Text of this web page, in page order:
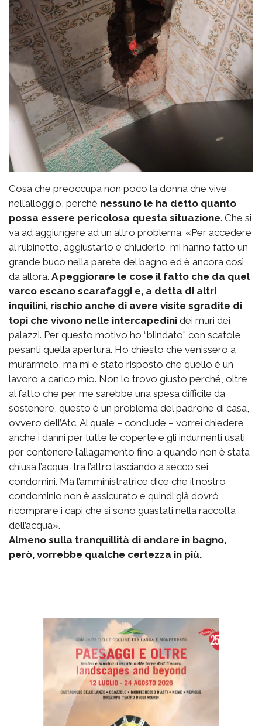
Cosa che preoccupa non poco la donna che vive
nell’alloggio, perché nessuno le ha detto quanto
possa essere pericolosa questa situazione. Che si
va ad aggiungere ad un altro problema. «Per accedere
al rubinetto, aggiustarlo e chiuderlo, mi hanno fatto un
grande buco nella parete del bagno ed è ancora così
da allora. A peggiorare le cose il fatto che da quel
varco escano scarafaggi e, a detta di altri
inquilini, rischio anche di avere visite sgradite di
topi che vivono nelle intercapedini dei muri dei
palazzi. Per questo motivo ho “blindato” con scatole
pesanti quella apertura. Ho chiesto che venissero a
murarmelo, ma mi è stato risposto che quello è un
lavoro a carico mio. Non lo trovo giusto perché, oltre
al fatto che per me sarebbe una spesa difficile da
sostenere, questo è un problema del padrone di casa,
ovvero dell’Atc. Al quale – conclude – vorrei chiedere
anche i danni per tutte le coperte e gli indumenti usati
per contenere l’allagamento fino a quando non è stata
chiusa l’acqua, tra l’altro lasciando a secco sei
condomini. Ma l’amministratrice dice che il nostro
condominio non è assicurato e quindi già dovrò
ricomprare i capi che si sono guastati nella raccolta
dell’acqua».
Almeno sulla tranquillità di andare in bagno,
però, vorrebbe qualche certezza in più.